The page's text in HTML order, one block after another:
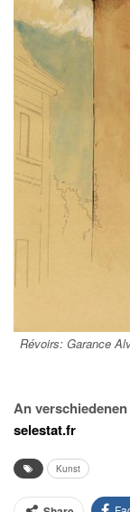
Révoirs: Garance
An
selestat.fr
Kunst